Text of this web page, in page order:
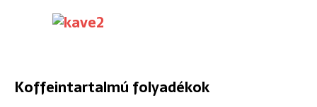
Koffeintartalmú folyadékok